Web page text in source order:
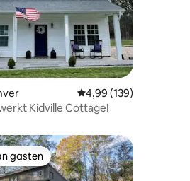
van 5 op 5, 20 recensies
Gemiddelde
4,99 (139)
Kidville Cottage!
gasten
gasten